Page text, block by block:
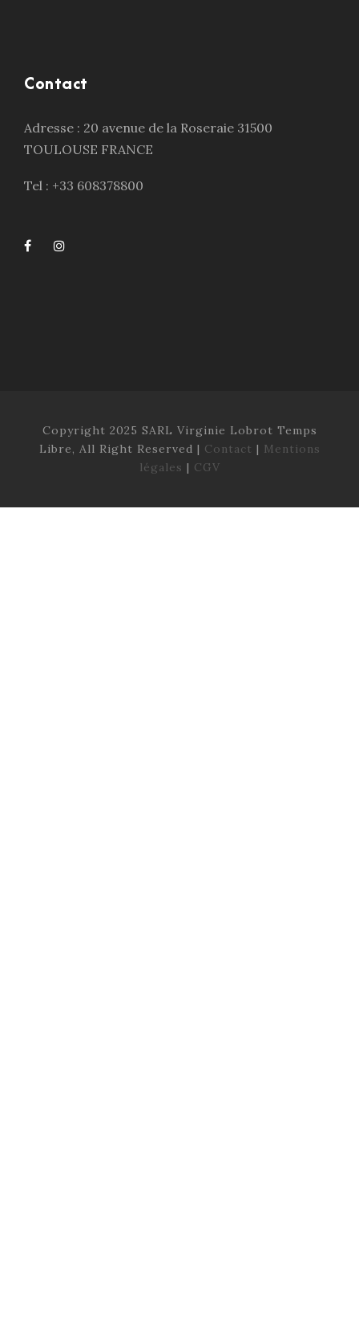
Contact
Adresse : 20 avenue de la Roseraie 31500
TOULOUSE FRANCE
Tel : +33 608378800
Copyright 2025 SARL Virginie Lobrot Temps
Libre, All Right Reserved | Contact | Mentions
légales | CGV